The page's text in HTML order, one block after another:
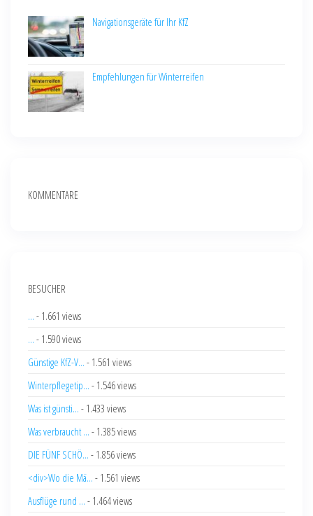
Navigationsgeräte für Ihr KfZ
Empfehlungen für Winterreifen
KOMMENTARE
BESUCHER
... - 1.661 views
... - 1.590 views
Günstige KfZ-V... - 1.561 views
Winterpflegetip... - 1.546 views
Was ist günsti... - 1.433 views
Was verbraucht ... - 1.385 views
DIE FÜNF SCHÖ... - 1.856 views
<div>Wo die Mä... - 1.561 views
Ausflüge rund ... - 1.464 views